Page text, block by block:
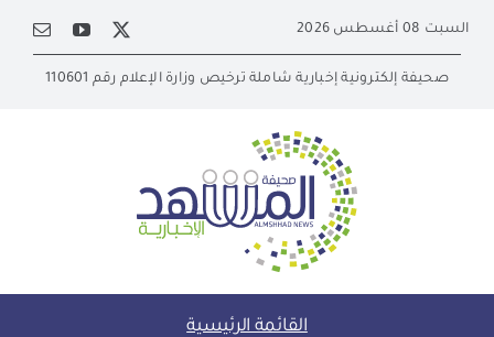
content
السبت 08 أغسطس 2026
صحيفة إلكترونية إخبارية شاملة ترخيص وزارة الإعلام رقم 110601
القائمة الرئيسية